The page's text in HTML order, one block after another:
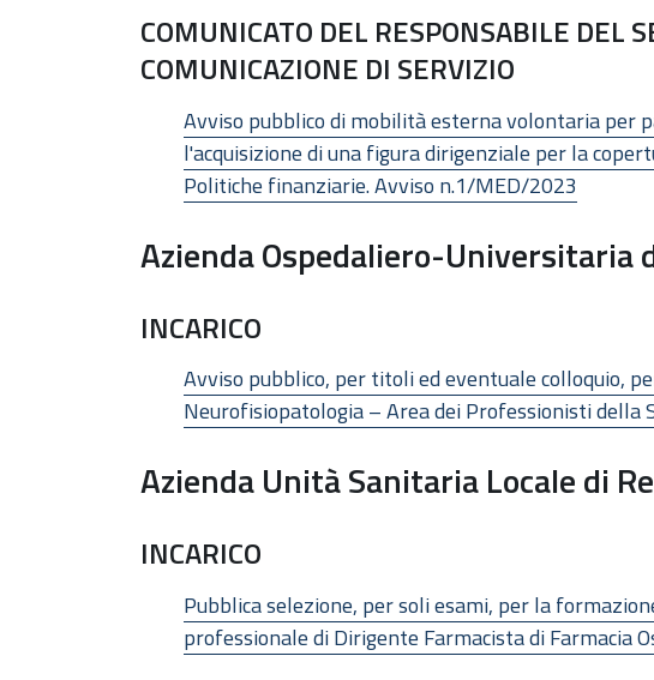
COMUNICATO DEL RESPONSABILE DEL
COMUNICAZIONE DI SERVIZIO
Avviso pubblico di mobilità esterna volontaria per
l'acquisizione di una figura dirigenziale per la
Politiche finanziarie. Avviso n.1/MED/2023
Azienda Ospedaliero-Universitaria
INCARICO
Avviso pubblico, per titoli ed eventuale colloquio,
Neurofisiopatologia – Area dei Professionisti della
Azienda Unità Sanitaria Locale di
INCARICO
Pubblica selezione, per soli esami, per la
professionale di Dirigente Farmacista di Farmacia